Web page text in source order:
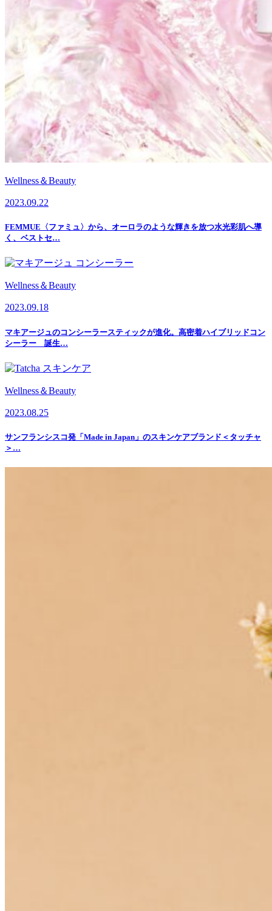
Wellness＆Beauty
2023.09.22
FEMMUE〈ファミュ〉から、オーロラのような輝きを放つ水光彩肌へ導
く、ベストセ…
Wellness＆Beauty
2023.09.18
マキアージュのコンシーラースティックが進化。高密着ハイブリッドコン
シーラー 誕生…
Wellness＆Beauty
2023.08.25
サンフランシスコ発「Made in Japan」のスキンケアブランド＜タッチャ
＞…